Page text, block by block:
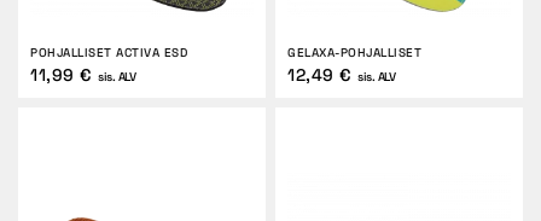
POHJALLISET ACTIVA ESD
11,99 € sis. ALV
GELAXA-POHJALLISET
12,49 € sis. ALV